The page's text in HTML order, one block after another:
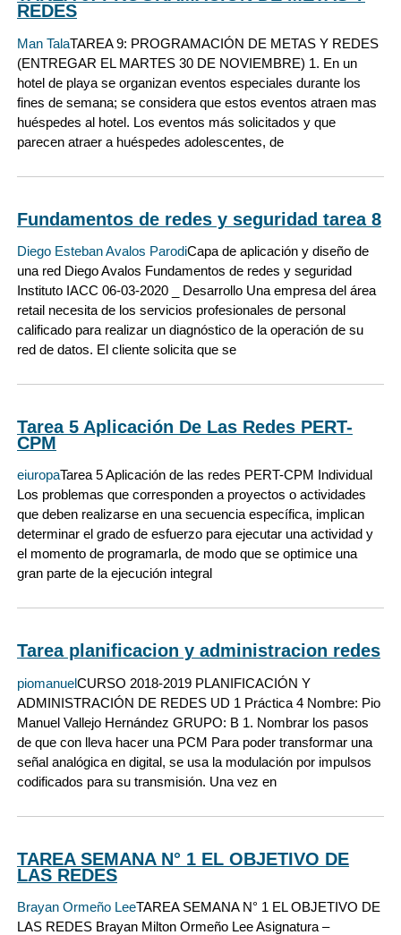
REDES
Man TalaTAREA 9: PROGRAMACIÓN DE METAS Y REDES
(ENTREGAR EL MARTES 30 DE NOVIEMBRE) 1. En un
hotel de playa se organizan eventos especiales durante los
fines de semana; se considera que estos eventos atraen mas
huéspedes al hotel. Los eventos más solicitados y que
parecen atraer a huéspedes adolescentes, de
Fundamentos de redes y seguridad tarea 8
Diego Esteban Avalos ParodiCapa de aplicación y diseño de
una red Diego Avalos Fundamentos de redes y seguridad
Instituto IACC 06-03-2020 _ Desarrollo Una empresa del área
retail necesita de los servicios profesionales de personal
calificado para realizar un diagnóstico de la operación de su
red de datos. El cliente solicita que se
Tarea 5 Aplicación De Las Redes PERT-
CPM
eiuropaTarea 5 Aplicación de las redes PERT-CPM Individual
Los problemas que corresponden a proyectos o actividades
que deben realizarse en una secuencia específica, implican
determinar el grado de esfuerzo para ejecutar una actividad y
el momento de programarla, de modo que se optimice una
gran parte de la ejecución integral
Tarea planificacion y administracion redes
piomanuelCURSO 2018-2019 PLANIFICACIÓN Y
ADMINISTRACIÓN DE REDES UD 1 Práctica 4 Nombre: Pio
Manuel Vallejo Hernández GRUPO: B 1. Nombrar los pasos
de que con lleva hacer una PCM Para poder transformar una
señal analógica en digital, se usa la modulación por impulsos
codificados para su transmisión. Una vez en
TAREA SEMANA N° 1 EL OBJETIVO DE
LAS REDES
Brayan Ormeño LeeTAREA SEMANA N° 1 EL OBJETIVO DE
LAS REDES Brayan Milton Ormeño Lee Asignatura –